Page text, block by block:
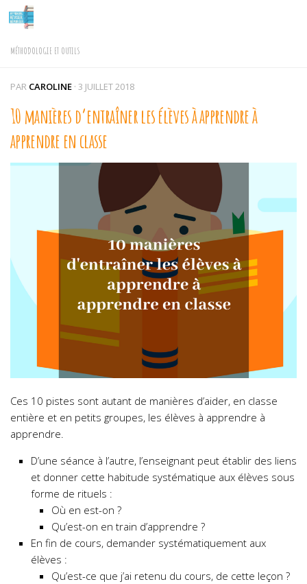
Skip to content
MÉTHODOLOGIE ET OUTILS
PAR CAROLINE · 3 JUILLET 2018
10 manières d’entraîner les élèves à apprendre à
apprendre en classe
Ces 10 pistes sont autant de manières d’aider, en classe
entière et en petits groupes, les élèves à apprendre à
apprendre.
D’une séance à l’autre, l’enseignant peut établir des liens
et donner cette habitude systématique aux élèves sous
forme de rituels :
Où en est-on ?
Qu’est-on en train d’apprendre ?
En fin de cours, demander systématiquement aux
élèves :
Qu’est-ce que j’ai retenu du cours, de cette leçon ?